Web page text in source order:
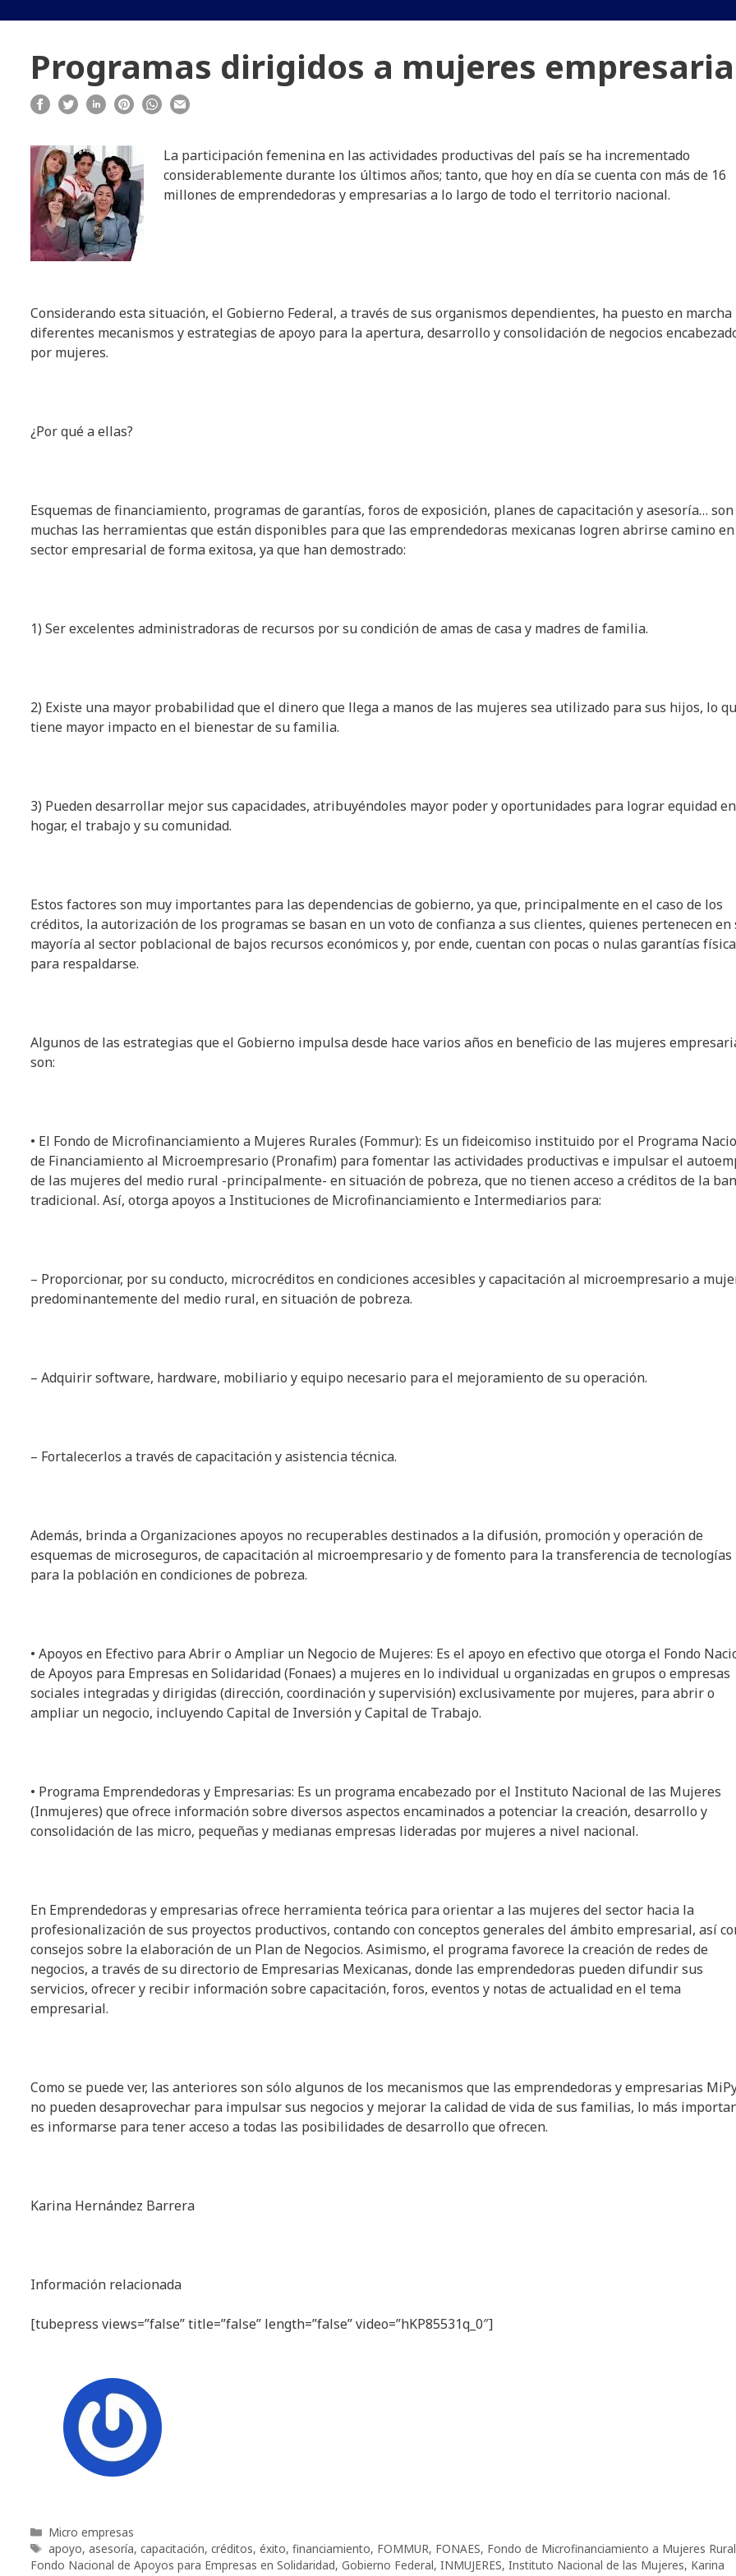
Programas dirigidos a mujeres
La participación femenina en las actividades productivas del país se ha incrementado
considerablemente durante los últimos años; tanto, que hoy en día se cuenta con más de 16
millones de emprendedoras y empresarias a lo largo de todo el territorio nacional.
Considerando esta situación, el Gobierno Federal, a través de sus organismos dependientes, ha puesto en marcha
diferentes mecanismos y estrategias de apoyo para la apertura, desarrollo y consolidación de negocios
por mujeres.
¿Por qué a ellas?
Esquemas de financiamiento, programas de garantías, foros de exposición, planes de capacitación y asesoría… son
muchas las herramientas que están disponibles para que las emprendedoras mexicanas logren abrirse camino
sector empresarial de forma exitosa, ya que han demostrado:
1) Ser excelentes administradoras de recursos por su condición de amas de casa y madres de familia.
2) Existe una mayor probabilidad que el dinero que llega a manos de las mujeres sea utilizado para sus hijos, lo
tiene mayor impacto en el bienestar de su familia.
3) Pueden desarrollar mejor sus capacidades, atribuyéndoles mayor poder y oportunidades para lograr equidad
hogar, el trabajo y su comunidad.
Estos factores son muy importantes para las dependencias de gobierno, ya que, principalmente en el caso de los
créditos, la autorización de los programas se basan en un voto de confianza a sus clientes, quienes pertenecen en
mayoría al sector poblacional de bajos recursos económicos y, por ende, cuentan con pocas o nulas garantías
para respaldarse.
Algunos de las estrategias que el Gobierno impulsa desde hace varios años en beneficio de las mujeres
son:
• El Fondo de Microfinanciamiento a Mujeres Rurales (Fommur): Es un fideicomiso instituido por el Programa
de Financiamiento al Microempresario (Pronafim) para fomentar las actividades productivas e impulsar el
de las mujeres del medio rural -principalmente- en situación de pobreza, que no tienen acceso a créditos de la
tradicional. Así, otorga apoyos a Instituciones de Microfinanciamiento e Intermediarios para:
– Proporcionar, por su conducto, microcréditos en condiciones accesibles y capacitación al microempresario a
predominantemente del medio rural, en situación de pobreza.
– Adquirir software, hardware, mobiliario y equipo necesario para el mejoramiento de su operación.
– Fortalecerlos a través de capacitación y asistencia técnica.
Además, brinda a Organizaciones apoyos no recuperables destinados a la difusión, promoción y operación de
esquemas de microseguros, de capacitación al microempresario y de fomento para la transferencia de tecnologías
para la población en condiciones de pobreza.
• Apoyos en Efectivo para Abrir o Ampliar un Negocio de Mujeres: Es el apoyo en efectivo que otorga el Fondo
de Apoyos para Empresas en Solidaridad (Fonaes) a mujeres en lo individual u organizadas en grupos o empresas
sociales integradas y dirigidas (dirección, coordinación y supervisión) exclusivamente por mujeres, para abrir o
ampliar un negocio, incluyendo Capital de Inversión y Capital de Trabajo.
• Programa Emprendedoras y Empresarias: Es un programa encabezado por el Instituto Nacional de las Mujeres
(Inmujeres) que ofrece información sobre diversos aspectos encaminados a potenciar la creación, desarrollo y
consolidación de las micro, pequeñas y medianas empresas lideradas por mujeres a nivel nacional.
En Emprendedoras y empresarias ofrece herramienta teórica para orientar a las mujeres del sector hacia la
profesionalización de sus proyectos productivos, contando con conceptos generales del ámbito empresarial, así
consejos sobre la elaboración de un Plan de Negocios. Asimismo, el programa favorece la creación de redes de
negocios, a través de su directorio de Empresarias Mexicanas, donde las emprendedoras pueden difundir sus
servicios, ofrecer y recibir información sobre capacitación, foros, eventos y notas de actualidad en el tema
empresarial.
Como se puede ver, las anteriores son sólo algunos de los mecanismos que las emprendedoras y empresarias
no pueden desaprovechar para impulsar sus negocios y mejorar la calidad de vida de sus familias, lo más
es informarse para tener acceso a todas las posibilidades de desarrollo que ofrecen.
Karina Hernández Barrera
Información relacionada
[tubepress views=”false” title=”false” length=”false” video=”hKP85531q_0″]
Categorías
Micro empresas
Etiquetas
apoyo, asesoría, capacitación, créditos, éxito, financiamiento, FOMMUR, FONAES, Fondo de Microfinanciamiento a Mujeres
Fondo Nacional de Apoyos para Empresas en Solidaridad, Gobierno Federal, INMUJERES, Instituto Nacional de las Mujeres, Karina